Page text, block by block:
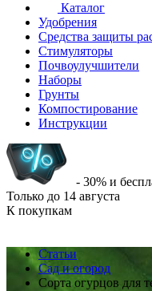
Каталог
Удобрения
Средства защиты
Стимуляторы
Почвоулучшители
Наборы
Грунты
Компостирование
Инструкции
- 30% и
Только до 14 августа
К покупкам
Статьи
Сад и огород
Сорта огурцов для